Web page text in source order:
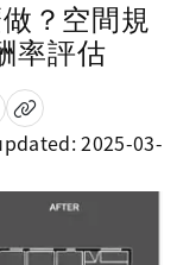
？空間規
率評估
2025-03-